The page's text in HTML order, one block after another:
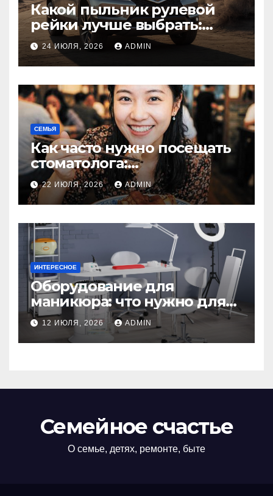
Какой пыльник рулевой
рейки лучше выбрать:
оригинальный или аналог,
резина или полиуретан
24 ИЮЛЯ, 2026 ADMIN
СЕМЬЯ
Как часто нужно посещать
стоматолога:
рекомендации для
здоровья зубов
22 ИЮЛЯ, 2026 ADMIN
ИНТЕРЕСНОЕ
Оборудование для
маникюра: что нужно для
идеального маникюра
12 ИЮЛЯ, 2026 ADMIN
Семейное счастье
О семье, детях, ремонте, быте